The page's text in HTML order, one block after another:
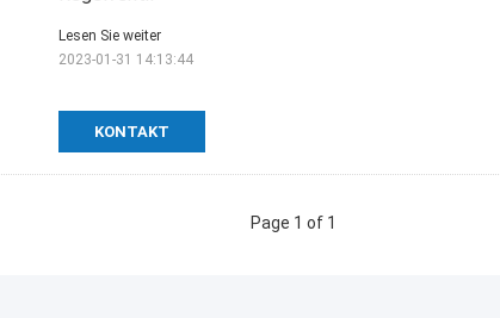
KONTAKT
Lesen Sie weiter
2023-01-31 14:13:44
Page 1 of 1